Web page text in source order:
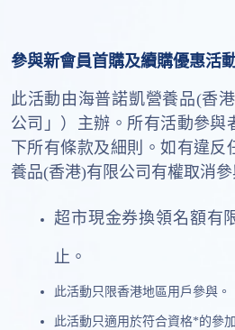
參與新會員首購及續購優惠活
此活動由海普諾凱營養品(香
公司」）主辦。所有活動參與
下所有條款及細則。如有違
養品(香港)有限公司有權取消
超市現金券換領名額有
止。
此活動只限香港地區用戶參與。
此活動只適用於符合資格*的參